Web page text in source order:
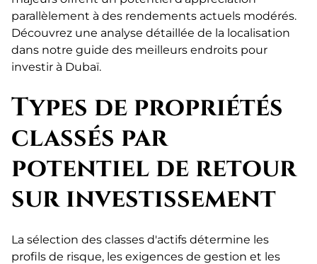
parallèlement à des rendements actuels modérés.
Découvrez une analyse détaillée de la localisation
dans notre guide des meilleurs endroits pour
investir à Dubaï.
Types de propriétés
classés par
potentiel de retour
sur investissement
La sélection des classes d'actifs détermine les
profils de risque, les exigences de gestion et les